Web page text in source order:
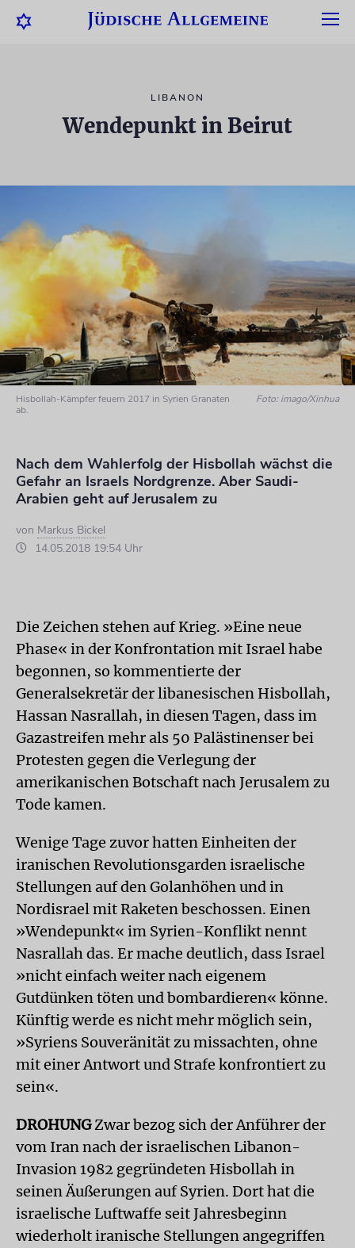
LIBANON
Wendepunkt in Beirut
Hisbollah-Kämpfer feuern 2017 in Syrien Granaten
ab.
Foto: imago/Xinhua
Nach dem Wahlerfolg der Hisbollah wächst die
Gefahr an Israels Nordgrenze. Aber Saudi-
Arabien geht auf Jerusalem zu
von Markus Bickel
14.05.2018 19:54 Uhr
Die Zeichen stehen auf Krieg. »Eine neue
Phase« in der Konfrontation mit Israel habe
begonnen, so kommentierte der
Generalsekretär der libanesischen Hisbollah,
Hassan Nasrallah, in diesen Tagen, dass im
Gazastreifen mehr als 50 Palästinenser bei
Protesten gegen die Verlegung der
amerikanischen Botschaft nach Jerusalem zu
Tode kamen.
Wenige Tage zuvor hatten Einheiten der
iranischen Revolutionsgarden israelische
Stellungen auf den Golanhöhen und in
Nordisrael mit Raketen beschossen. Einen
»Wendepunkt« im Syrien-Konflikt nennt
Nasrallah das. Er mache deutlich, dass Israel
»nicht einfach weiter nach eigenem
Gutdünken töten und bombardieren« könne.
Künftig werde es nicht mehr möglich sein,
»Syriens Souveränität zu missachten, ohne
mit einer Antwort und Strafe konfrontiert zu
sein«.
DROHUNGZwar bezog sich der Anführer der
vom Iran nach der israelischen Libanon-
Invasion 1982 gegründeten Hisbollah in
seinen Äußerungen auf Syrien. Dort hat die
israelische Luftwaffe seit Jahresbeginn
wiederholt iranische Stellungen angegriffen